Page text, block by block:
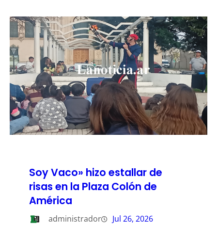
Soy Vaco» hizo estallar de
risas en la Plaza Colón de
América
administrador Jul 26, 2026